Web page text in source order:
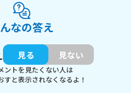
なの答え
見る 見ない
ントを見たくない人は
すと表示されなくなるよ！